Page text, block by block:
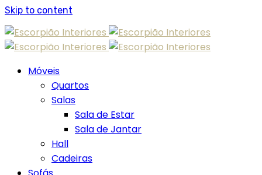
Skip to content
Móveis
Quartos
Salas
Sala de Estar
Sala de Jantar
Hall
Cadeiras